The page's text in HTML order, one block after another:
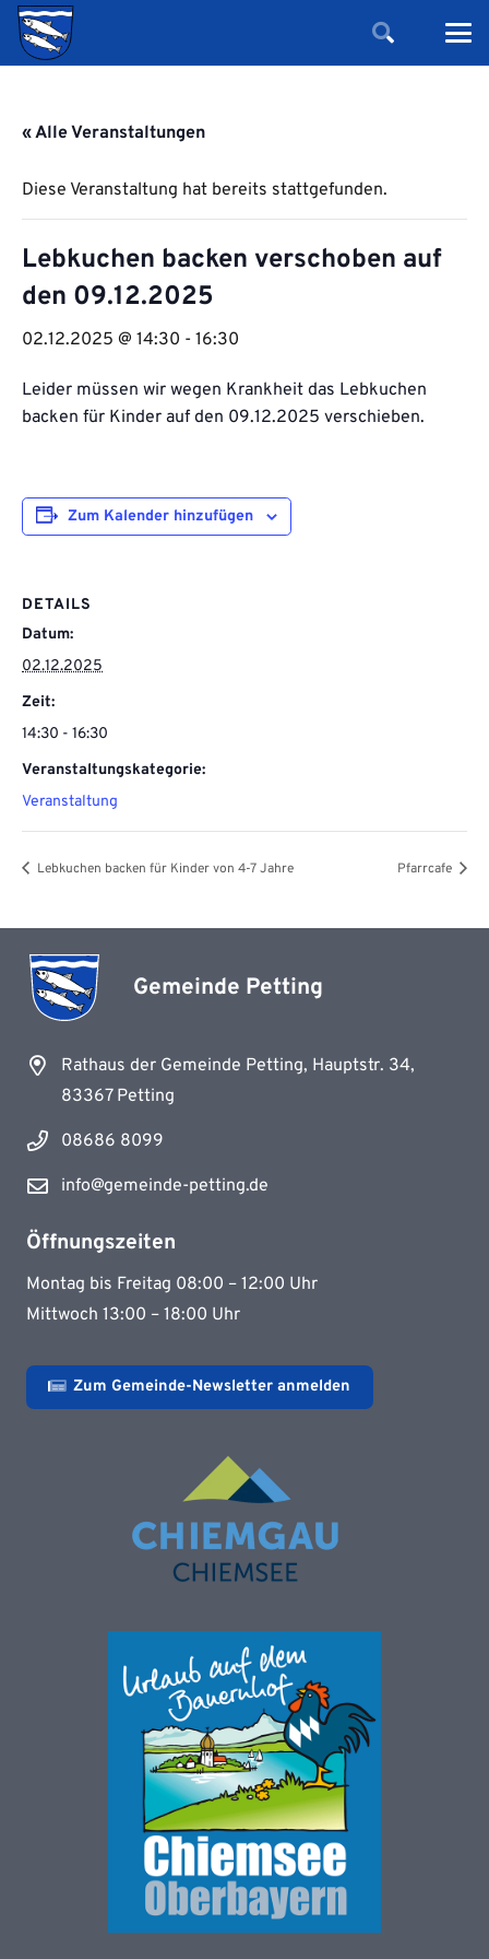
« Alle Veranstaltungen
Diese Veranstaltung hat bereits stattgefunden.
Lebkuchen backen verschoben auf
den 09.12.2025
02.12.2025 @ 14:30 - 16:30
Leider müssen wir wegen Krankheit das Lebkuchen
backen für Kinder auf den 09.12.2025 verschieben.
Zum Kalender hinzufügen
DETAILS
Datum:
02.12.2025
Zeit:
14:30 - 16:30
Veranstaltungskategorie:
Veranstaltung
Lebkuchen backen für Kinder von 4-7 Jahre Pfarrcafe
Gemeinde Petting
Rathaus der Gemeinde Petting, Hauptstr. 34,
83367 Petting
08686 8099
info@gemeinde-petting.de
Öffnungszeiten
Montag bis Freitag 08:00 – 12:00 Uhr
Mittwoch 13:00 – 18:00 Uhr
Zum Gemeinde-Newsletter anmelden